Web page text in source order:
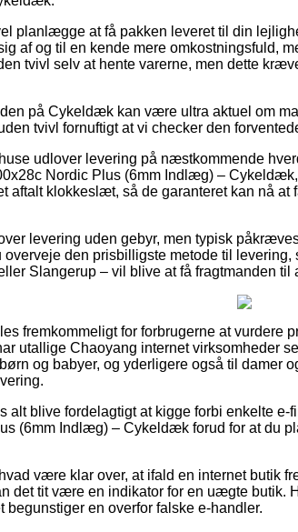
planlægge at få pakken leveret til din
af og til en kende mere omkostningsfuld,
tvivl selv at hente varerne, men dette
på Cykeldæk kan være ultra aktuel om
tvivl fornuftigt at vi checker den
udlover levering på næstkommende
Nordic Plus (6mm Indlæg) –
aftalt klokkeslæt, så de garanteret kan nå
levering uden gebyr, men typisk
overveje den prisbilligste metode til
Slangerup – vil blive at få fragtmanden
fremkommeligt for forbrugerne at vurdere
utallige Chaoyang internet virksomheder
og babyer, og yderligere også til damer
alt blive fordelagtigt at kigge forbi enkelte
(6mm Indlæg) – Cykeldæk forud for at du
være klar over, at ifald en internet butik
det tit være en indikator for en uægte butik.
begunstiger en overfor falske e-handler.